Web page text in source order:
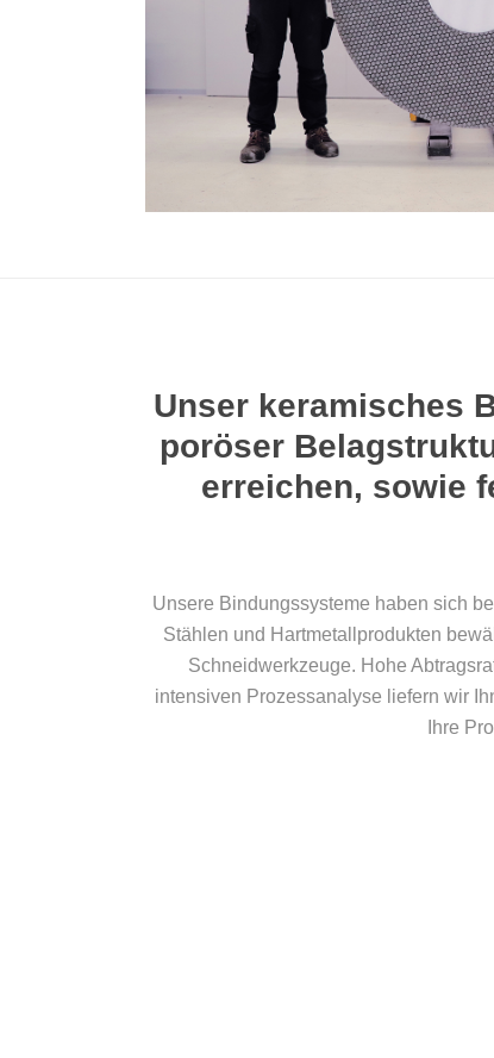
Unser keramisches
poröser
erreichen, sowie
Unsere Bindungssysteme haben sich
Stählen und Hartmetallprodukten
Schneidwerkzeuge. Hohe
intensiven Prozessanalyse liefern wir
Ihre